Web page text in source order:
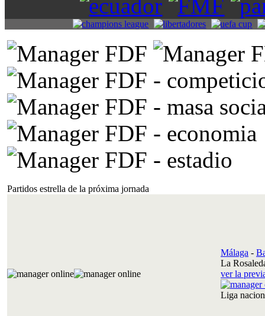
Partidos estrella de la próxima jornada
Málaga -
La
ver la
Liga